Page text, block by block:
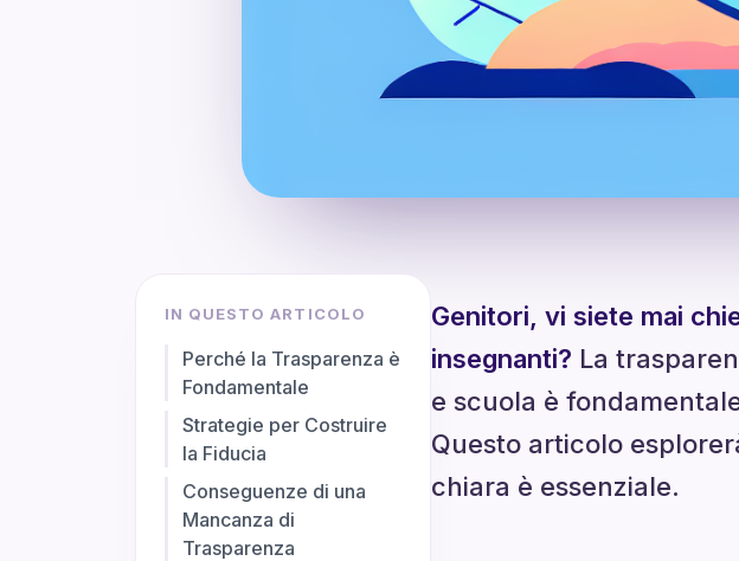
IN QUESTO ARTICOLO
Perché la Trasparenza è
Fondamentale
Strategie per Costruire
la Fiducia
Conseguenze di una
Mancanza di
Trasparenza
Genitori, vi siete mai
insegnanti? La
e scuola è
Questo articolo
chiara è essenziale.